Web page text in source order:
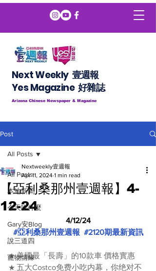
Next Weekly 壹週報
​​Yes Magazine 好雜誌
Arizona Chinese Newspaper & Magazine
Post
All Posts
本地新聞
今天吃什麼
Gary安Blog
說三道四
寵物情緣
All Posts
【亞利桑那州壹週報】4-
12-24
Nextweekly壹週報
Apr 11, 2024 1 min read
4/12/24
#亞利桑那州壹週報 #2120期最新資訊
★ 美國最「長壽」的10款車 價格實惠
★ 五大Costco免费小吃内幕，你绝对不